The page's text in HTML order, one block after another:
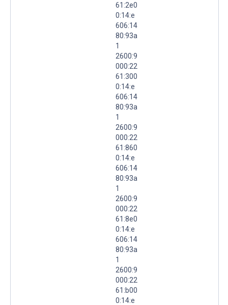
61:2e0
0:14:e
606:14
80:93a
1
2600:9
000:22
61:300
0:14:e
606:14
80:93a
1
2600:9
000:22
61:860
0:14:e
606:14
80:93a
1
2600:9
000:22
61:8e0
0:14:e
606:14
80:93a
1
2600:9
000:22
61:b00
0:14:e